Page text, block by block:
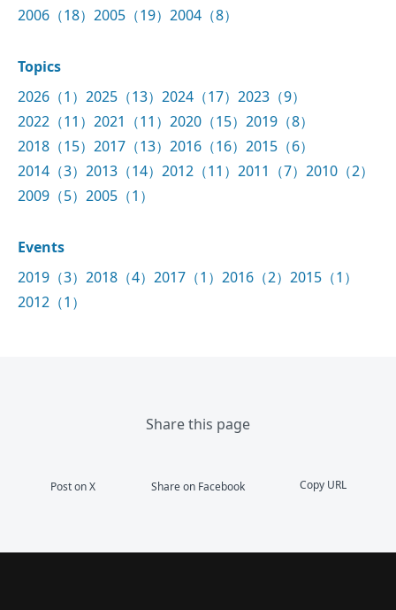
2006（18） 2005（19） 2004（8）
Topics
2026（1） 2025（13） 2024（17） 2023（9）
2022（11） 2021（11） 2020（15） 2019（8）
2018（15） 2017（13） 2016（16） 2015（6）
2014（3） 2013（14） 2012（11） 2011（7） 2010（2）
2009（5） 2005（1）
Events
2019（3） 2018（4） 2017（1） 2016（2） 2015（1）
2012（1）
Share this page
Post on X Share on Facebook Copy URL